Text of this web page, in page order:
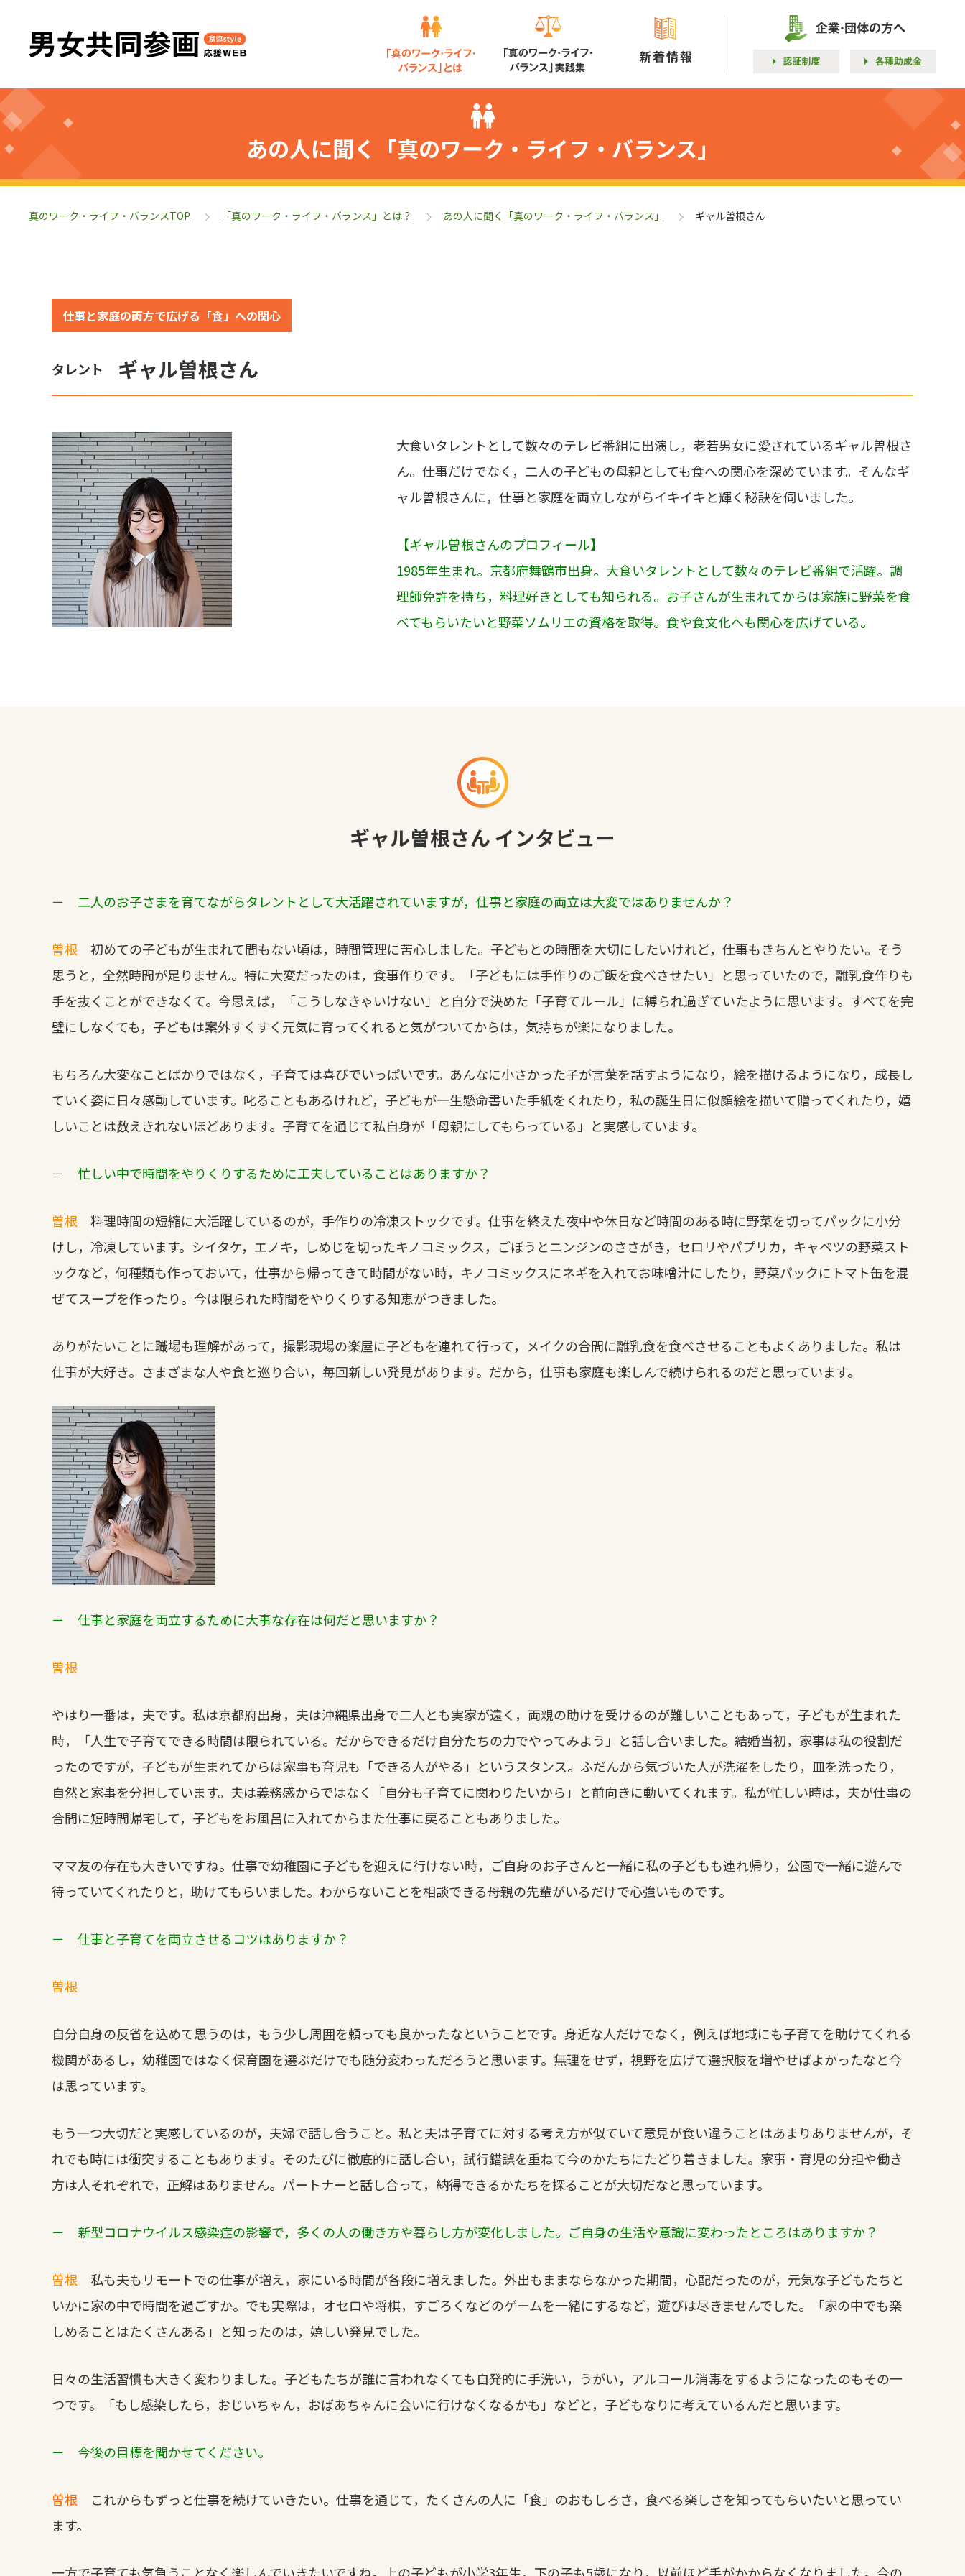
あの人に聞く「真のワーク・ライフ・バランス」
真のワーク・ライフ・バランスTOP 「真のワーク・ライフ・バランス」とは？ あの人に聞く「真のワーク・ライフ・バランス」 ギャル曽根さん
仕事と家庭の両方で広げる「食」への関心
タレント ギャル曽根さん
大食いタレントとして数々のテレビ番組に出演し，老若男女に愛されているギャル曽根さ
ん。仕事だけでなく，二人の子どもの母親としても食への関心を深めています。そんなギ
ャル曽根さんに，仕事と家庭を両立しながらイキイキと輝く秘訣を伺いました。
【ギャル曽根さんのプロフィール】
1985年生まれ。京都府舞鶴市出身。大食いタレントとして数々のテレビ番組で活躍。調
理師免許を持ち，料理好きとしても知られる。お子さんが生まれてからは家族に野菜を食
べてもらいたいと野菜ソムリエの資格を取得。食や食文化へも関心を広げている。
ギャル曽根さん インタビュー
－ 二人のお子さまを育てながらタレントとして大活躍されていますが，仕事と家庭の両立は大変ではありませんか？
曽根 初めての子どもが生まれて間もない頃は，時間管理に苦心しました。子どもとの時間を大切にしたいけれど，仕事もきちんとやりたい。そう
思うと，全然時間が足りません。特に大変だったのは，食事作りです。「子どもには手作りのご飯を食べさせたい」と思っていたので，離乳食作りも
手を抜くことができなくて。今思えば，「こうしなきゃいけない」と自分で決めた「子育てルール」に縛られ過ぎていたように思います。すべてを完
璧にしなくても，子どもは案外すくすく元気に育ってくれると気がついてからは，気持ちが楽になりました。
もちろん大変なことばかりではなく，子育ては喜びでいっぱいです。あんなに小さかった子が言葉を話すようになり，絵を描けるようになり，成長し
ていく姿に日々感動しています。叱ることもあるけれど，子どもが一生懸命書いた手紙をくれたり，私の誕生日に似顔絵を描いて贈ってくれたり，嬉
しいことは数えきれないほどあります。子育てを通じて私自身が「母親にしてもらっている」と実感しています。
－ 忙しい中で時間をやりくりするために工夫していることはありますか？
曽根 料理時間の短縮に大活躍しているのが，手作りの冷凍ストックです。仕事を終えた夜中や休日など時間のある時に野菜を切ってパックに小分
けし，冷凍しています。シイタケ，エノキ，しめじを切ったキノコミックス，ごぼうとニンジンのささがき，セロリやパプリカ，キャベツの野菜スト
ックなど，何種類も作っておいて，仕事から帰ってきて時間がない時，キノコミックスにネギを入れてお味噌汁にしたり，野菜パックにトマト缶を混
ぜてスープを作ったり。今は限られた時間をやりくりする知恵がつきました。
ありがたいことに職場も理解があって，撮影現場の楽屋に子どもを連れて行って，メイクの合間に離乳食を食べさせることもよくありました。私は
仕事が大好き。さまざまな人や食と巡り合い，毎回新しい発見があります。だから，仕事も家庭も楽しんで続けられるのだと思っています。
－ 仕事と家庭を両立するために大事な存在は何だと思いますか？
曽根
やはり一番は，夫です。私は京都府出身，夫は沖縄県出身で二人とも実家が遠く，両親の助けを受けるのが難しいこともあって，子どもが生まれた
時，「人生で子育てできる時間は限られている。だからできるだけ自分たちの力でやってみよう」と話し合いました。結婚当初，家事は私の役割だ
ったのですが，子どもが生まれてからは家事も育児も「できる人がやる」というスタンス。ふだんから気づいた人が洗濯をしたり，皿を洗ったり，
自然と家事を分担しています。夫は義務感からではなく「自分も子育てに関わりたいから」と前向きに動いてくれます。私が忙しい時は，夫が仕事の
合間に短時間帰宅して，子どもをお風呂に入れてからまた仕事に戻ることもありました。
ママ友の存在も大きいですね。仕事で幼稚園に子どもを迎えに行けない時，ご自身のお子さんと一緒に私の子どもも連れ帰り，公園で一緒に遊んで
待っていてくれたりと，助けてもらいました。わからないことを相談できる母親の先輩がいるだけで心強いものです。
－ 仕事と子育てを両立させるコツはありますか？
曽根
自分自身の反省を込めて思うのは，もう少し周囲を頼っても良かったなということです。身近な人だけでなく，例えば地域にも子育てを助けてくれる
機関があるし，幼稚園ではなく保育園を選ぶだけでも随分変わっただろうと思います。無理をせず，視野を広げて選択肢を増やせばよかったなと今
は思っています。
もう一つ大切だと実感しているのが，夫婦で話し合うこと。私と夫は子育てに対する考え方が似ていて意見が食い違うことはあまりありませんが，そ
れでも時には衝突することもあります。そのたびに徹底的に話し合い，試行錯誤を重ねて今のかたちにたどり着きました。家事・育児の分担や働き
方は人それぞれで，正解はありません。パートナーと話し合って，納得できるかたちを探ることが大切だなと思っています。
－ 新型コロナウイルス感染症の影響で，多くの人の働き方や暮らし方が変化しました。ご自身の生活や意識に変わったところはありますか？
曽根 私も夫もリモートでの仕事が増え，家にいる時間が各段に増えました。外出もままならなかった期間，心配だったのが，元気な子どもたちと
いかに家の中で時間を過ごすか。でも実際は，オセロや将棋，すごろくなどのゲームを一緒にするなど，遊びは尽きませんでした。「家の中でも楽
しめることはたくさんある」と知ったのは，嬉しい発見でした。
日々の生活習慣も大きく変わりました。子どもたちが誰に言われなくても自発的に手洗い，うがい，アルコール消毒をするようになったのもその一
つです。「もし感染したら，おじいちゃん，おばあちゃんに会いに行けなくなるかも」などと，子どもなりに考えているんだと思います。
－ 今後の目標を聞かせてください。
曽根 これからもずっと仕事を続けていきたい。仕事を通じて，たくさんの人に「食」のおもしろさ，食べる楽しさを知ってもらいたいと思ってい
ます。